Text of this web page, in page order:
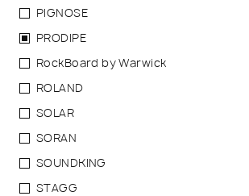
PIGNOSE
PRODIPE
RockBoard by Warwick
ROLAND
SOLAR
SORAN
SOUNDKING
STAGG